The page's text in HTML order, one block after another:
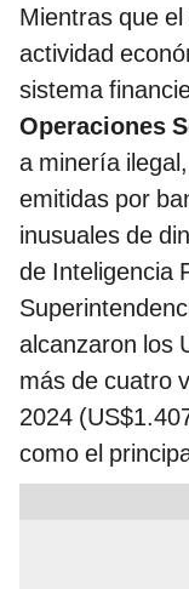
Mientras que
actividad
sistema
Operaciones
a minería
emitidas por
inusuales de
de Inteligencia
alcanzaron los
más de cuatro
2024
como el